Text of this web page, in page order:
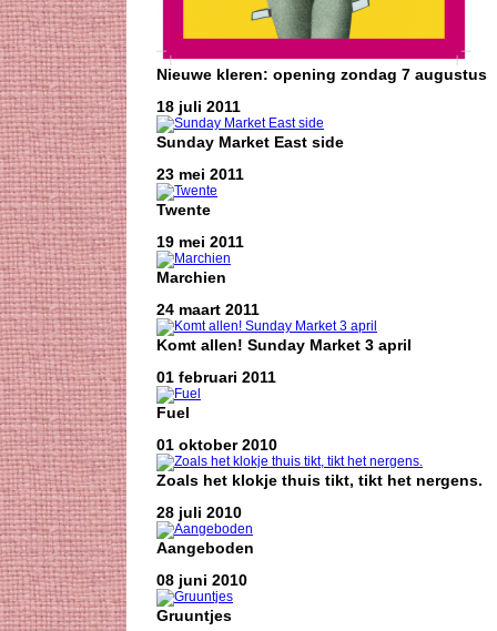
Nieuwe kleren: opening zondag 7 augustus
18 juli 2011
Sunday Market East side
23 mei 2011
Twente
19 mei 2011
Marchien
24 maart 2011
Komt allen! Sunday Market 3 april
01 februari 2011
Fuel
01 oktober 2010
Zoals het klokje thuis tikt, tikt het nergens.
28 juli 2010
Aangeboden
08 juni 2010
Gruuntjes